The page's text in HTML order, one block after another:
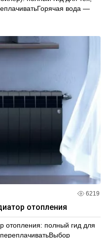
вода —
6219
отопления
отопления: полный гид для